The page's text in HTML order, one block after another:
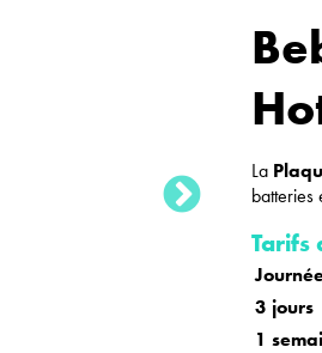
La
batteries
Tarifs
3 jours
1